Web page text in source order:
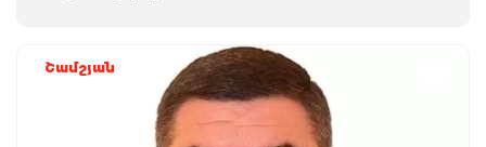
Շամշյան